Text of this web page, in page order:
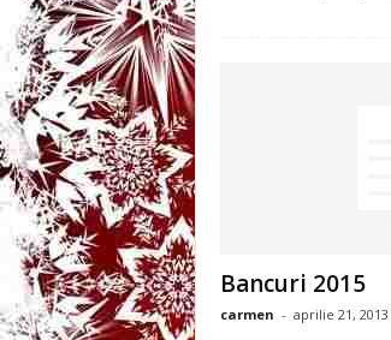
Bancuri 2015
carmen - aprilie 21, 2013